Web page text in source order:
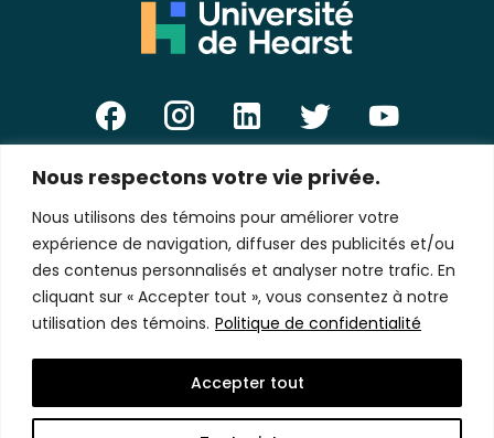
Nous respectons votre vie privée.
Nous utilisons des témoins pour améliorer votre
expérience de navigation, diffuser des publicités et/ou
des contenus personnalisés et analyser notre trafic. En
cliquant sur « Accepter tout », vous consentez à notre
utilisation des témoins. Politique de confidentialité
Accepter tout
E-
mail
*
Politique de confidentialité
Copyright © 2026 Université de Hearst.
Tous droits réservés.